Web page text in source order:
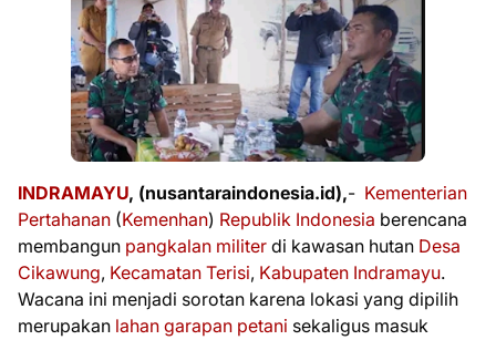
INDRAMAYU, (nusantaraindonesia.id),- Kementerian
Pertahanan (Kemenhan) Republik Indonesia berencana
membangun pangkalan militer di kawasan hutan Desa
Cikawung, Kecamatan Terisi, Kabupaten Indramayu.
Wacana ini menjadi sorotan karena lokasi yang dipilih
merupakan lahan garapan petani sekaligus masuk